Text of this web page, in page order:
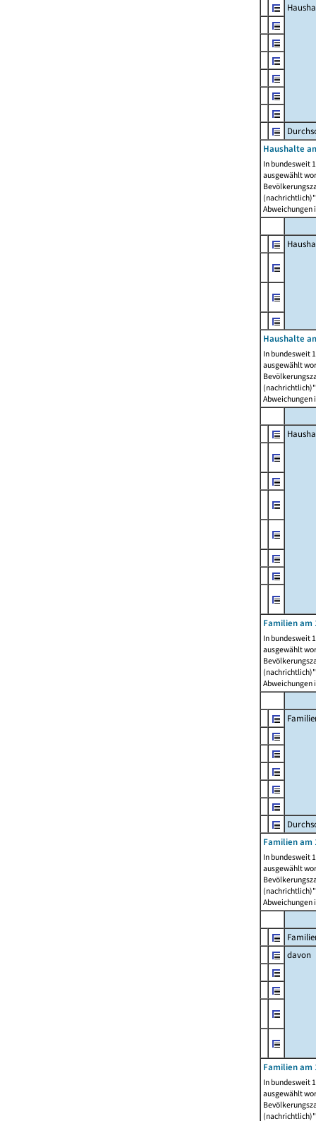
Haushalte
In bundesweit
ausgewählt
Abweichungen
Haushalte
In bundesweit
ausgewählt
Abweichungen
Familien am
In bundesweit
ausgewählt
Abweichungen
Familien am
In bundesweit
ausgewählt
Abweichungen
davon
Familien am
In bundesweit
ausgewählt